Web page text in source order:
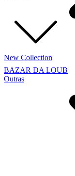
BAZAR DA LOUB
Outras
New Collection